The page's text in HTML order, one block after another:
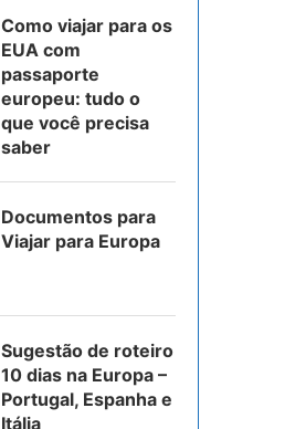
Como viajar para os
EUA com
passaporte
europeu: tudo o
que você precisa
saber
Documentos para
Viajar para Europa
Sugestão de roteiro
10 dias na Europa –
Portugal, Espanha e
Itália